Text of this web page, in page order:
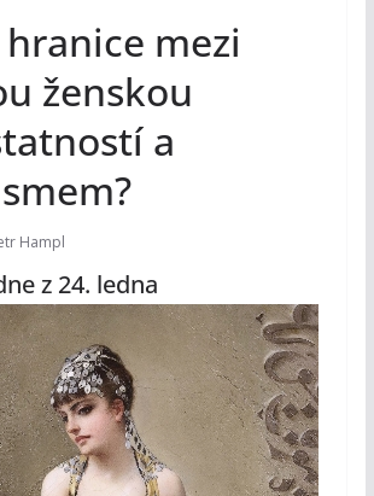
hranice mezi
ženskou
a
Hampl
z 24. ledna